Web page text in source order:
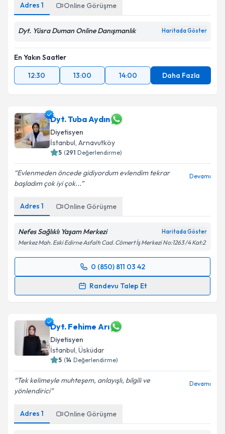
Takvim Talebini Gönder
Adres 1 Online Görüşme
Dyt. Yüsra Duman Online Danışmanlık Haritada Göster
En Yakın Saatler
12:30
13:00 14:00 Daha Fazla
Dyt. Tuba Aydın
Diyetisyen
İstanbul, Arnavutköy
5 (291 Değerlendirme)
Evlenmeden öncede gidiyordum evlendim tekrar
başladım çok iyi çok...
Devamı
Adres 1 Online Görüşme
Nefes Sağlıklı Yaşam Merkezi Haritada Göster
Merkez Mah. Eski Edirne Asfaltı Cad. Cömert İş Merkezi No:1263 /4 Kat:2
0 (850) 811 03 42
Randevu Talep Et
Randevu Takvimi Talebi
hazırlandığında e-posta ile bilgilendireceğiz.
E-posta Adresiniz
Kişisel verilerimin işlenmesine ilişkin
kapsamda işlenmesini kabul ediyorum.
Dyt. Fehime Arı
Diyetisyen
İstanbul, Üsküdar
5 (14 Değerlendirme)
Tek kelimeyle muhteşem, anlayışlı, bilgili ve
yönlendirici
Devamı
Adres 1 Online Görüşme